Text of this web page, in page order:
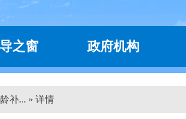
之窗 政府机构
补... » 详情